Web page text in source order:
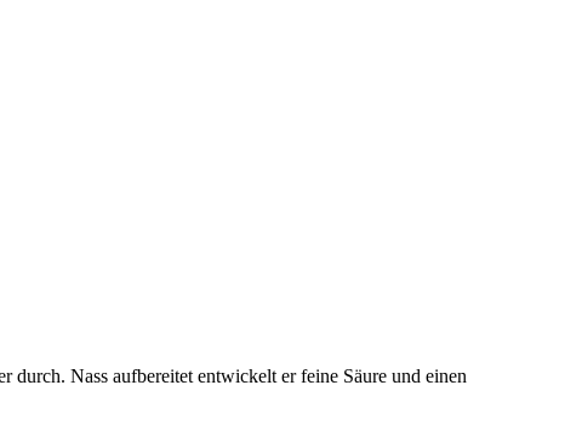
durch. Nass aufbereitet entwickelt er feine Säure und einen